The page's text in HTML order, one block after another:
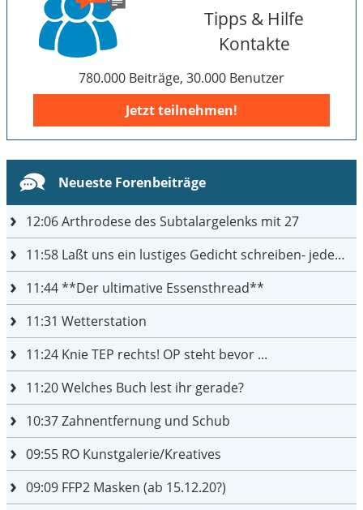
Tipps & Hilfe
Kontakte
780.000 Beiträge, 30.000 Benutzer
Jetzt teilnehmen!
Neueste Forenbeiträge
12:06Arthrodese des Subtalargelenks mit 27
11:58 Laßt uns ein lustiges Gedicht schreiben- jeder einen Satz
11:44**Der ultimative Essensthread**
11:31 Wetterstation
11:24 Knie TEP rechts! OP steht bevor ...
11:20Welches Buch lest ihr gerade?
10:37Zahnentfernung und Schub
09:55 RO Kunstgalerie/Kreatives
09:09 FFP2 Masken (ab 15.12.20?)